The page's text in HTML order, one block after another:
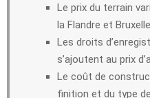
Le prix du terrain
la Flandre et
Les droits
s’ajoutent au prix
Le coût de
finition et du type